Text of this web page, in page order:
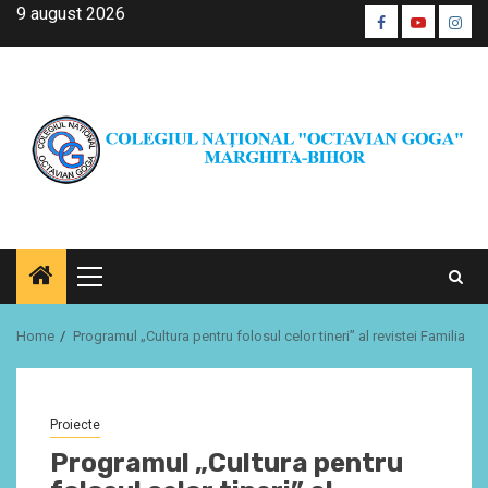
Skip9 august 2026 Facebook
Youtube
CŞE
Primary
Menu
Home Programul „Cultura pentru folosul celor tineri” al revistei Familia
Proiecte
Programul „Cultura pentru